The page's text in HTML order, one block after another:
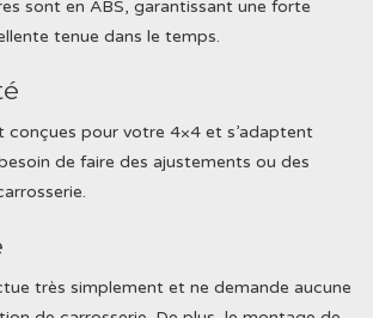
sont en ABS, garantissant une forte
tenue dans le temps.
conçues pour votre 4×4 et s’adaptent
de faire des ajustements ou des
très simplement et ne demande aucune